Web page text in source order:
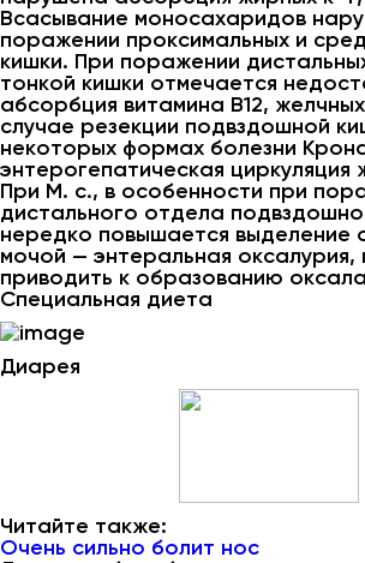
Всасывание моносахаридов
поражении проксимальных и
кишки. При поражении
тонкой кишки отмечается
абсорбция витамина В12,
случае резекции подвздошной
некоторых формах болезни
энтерогепатическая циркуляция
При М. с., в особенности при
дистального отдела
нередко повышается выделение
мочой — энтеральная
приводить к образованию
Специальная диета
Диарея
Читайте также:
Очень сильно болит нос